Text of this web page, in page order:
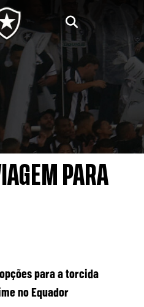
PARA
para a torcida
no Equador